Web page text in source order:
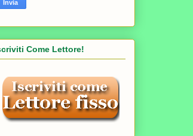
Come Lettore!